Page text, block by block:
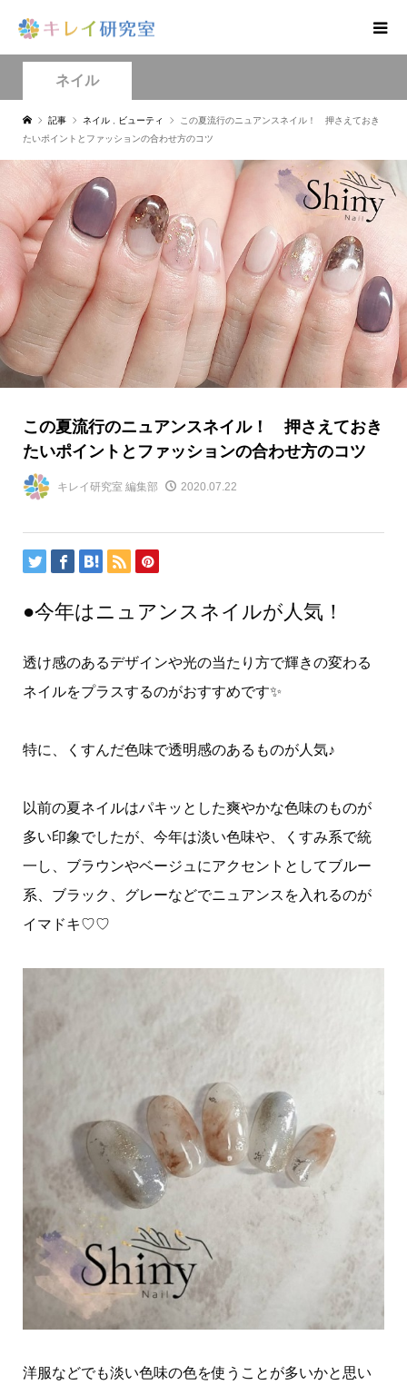
ネイル
記事 ネイル ビューティ
この夏流行のニュアンスネイル！ 押さえておき
たいポイントとファッションの合わせ方のコツ
この夏流行のニュアンスネイル！ 押さえておき
たいポイントとファッションの合わせ方のコツ
キレイ研究室 編集部 2020.07.22
●今年はニュアンスネイルが人気！
透け感のあるデザインや光の当たり方で輝きの変わる
ネイルをプラスするのがおすすめです✨
特に、くすんだ色味で透明感のあるものが人気♪
以前の夏ネイルはパキッとした爽やかな色味のものが
多い印象でしたが、今年は淡い色味や、くすみ系で統
一し、ブラウンやベージュにアクセントとしてブルー
系、ブラック、グレーなどでニュアンスを入れるのが
イマドキ♡♡
洋服などでも淡い色味の色を使うことが多いかと思い